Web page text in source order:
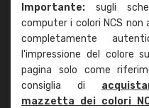
Importante: sugli
computer i colori NCS non
completamente
l'impressione del colore
pagina solo come
consiglia di
mazzetta dei colori